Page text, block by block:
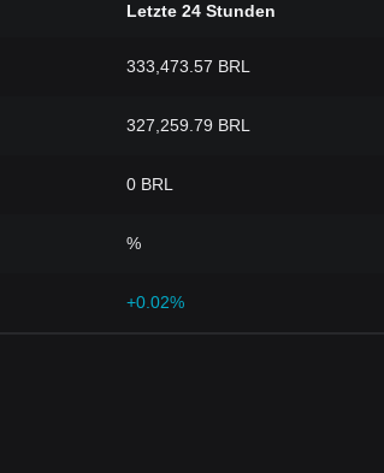
Letzte 24 Stunden
333,473.57 BRL
327,259.79 BRL
0 BRL
%
+0.02%